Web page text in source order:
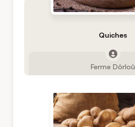
Quiches
Ferme Dôrloû